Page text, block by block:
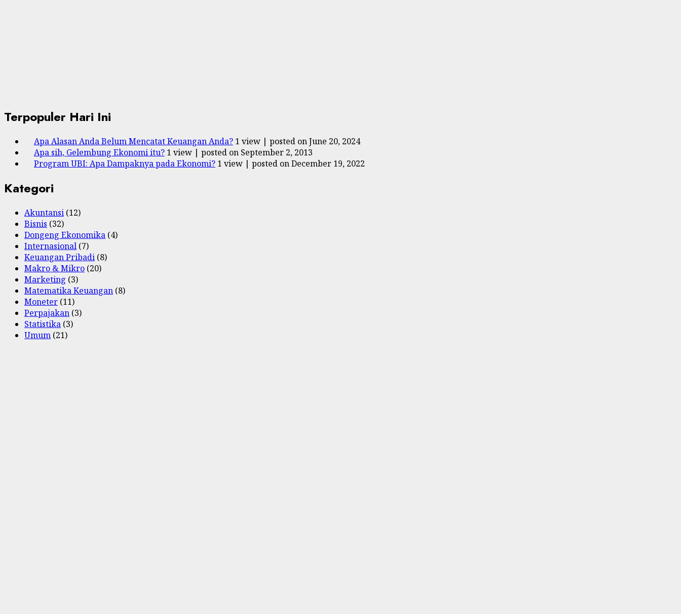
Terpopuler Hari Ini
Apa Alasan Anda Belum Mencatat Keuangan Anda? 1 view | posted on June 20, 2024
Apa sih, Gelembung Ekonomi itu? 1 view | posted on September 2, 2013
Program UBI: Apa Dampaknya pada Ekonomi? 1 view | posted on December 19, 2022
Kategori
Akuntansi (12)
Bisnis (32)
Dongeng Ekonomika (4)
Internasional (7)
Keuangan Pribadi (8)
Makro & Mikro (20)
Marketing (3)
Matematika Keuangan (8)
Moneter (11)
Perpajakan (3)
Statistika (3)
Umum (21)